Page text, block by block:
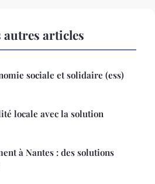
articles
sociale et solidaire (ess)
locale avec la solution
à Nantes : des solutions